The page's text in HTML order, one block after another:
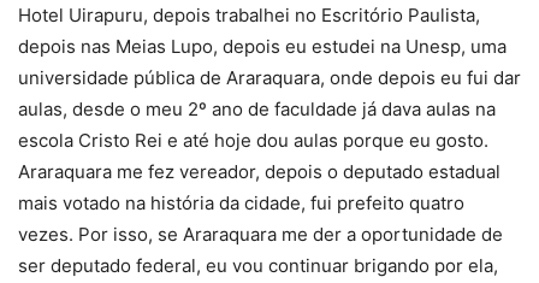
Hotel Uirapuru, depois trabalhei no Escritório Paulista,
depois nas Meias Lupo, depois eu estudei na Unesp, uma
universidade pública de Araraquara, onde depois eu fui dar
aulas, desde o meu 2º ano de faculdade já dava aulas na
escola Cristo Rei e até hoje dou aulas porque eu gosto.
Araraquara me fez vereador, depois o deputado estadual
mais votado na história da cidade, fui prefeito quatro
vezes. Por isso, se Araraquara me der a oportunidade de
ser deputado federal, eu vou continuar brigando por ela,